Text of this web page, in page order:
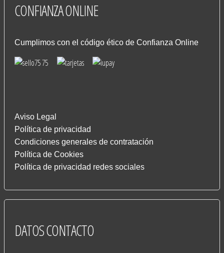
CONFIANZAONLINE
Cumplimos con el código ético de Confianza Online
Aviso Legal
Política de privacidad
Condiciones generales de contratación
Política de Cookies
Política de privacidad redes sociales
DATOSCONTACTO